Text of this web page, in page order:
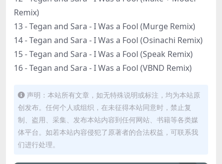
Remix)
13 - Tegan and Sara - I Was a Fool (Murge Remix)
14 - Tegan and Sara - I Was a Fool (Osinachi Remix)
15 - Tegan and Sara - I Was a Fool (Speak Remix)
16 - Tegan and Sara - I Was a Fool (VBND Remix)
声明：本站所有文章，如无特殊说明或标注，均为本站原
创发布。任何个人或组织，在未征得本站同意时，禁止复
制、盗用、采集、发布本站内容到任何网站、书籍等各类媒
体平台。如若本站内容侵犯了原著者的合法权益，可联系我
们进行处理。